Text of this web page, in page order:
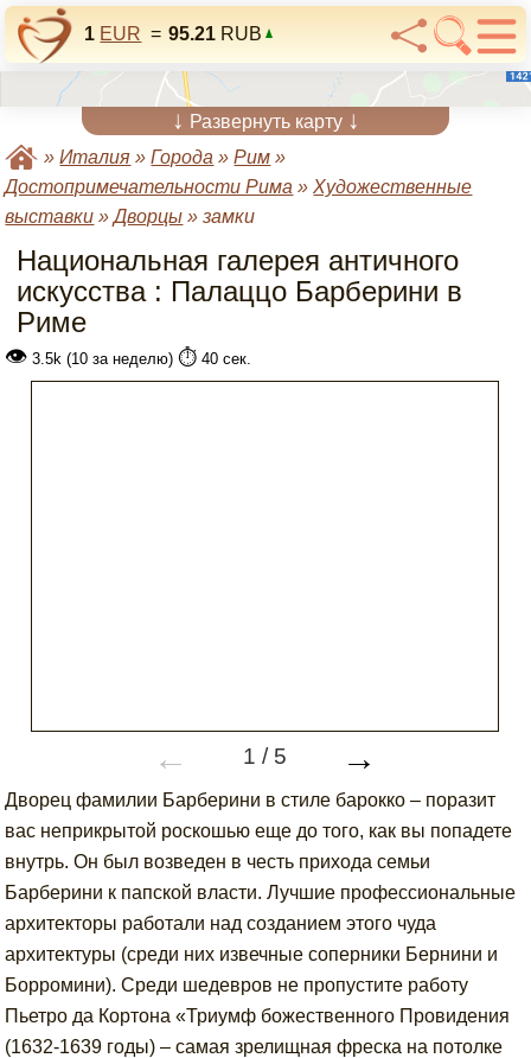
1 EUR = 95.21 RUB
↓ Развернуть карту ↓
»Италия »Города »Рим »
Достопримечательности Рима »Художественные
выставки »Дворцы »замки
Национальная галерея античного
искусства : Палаццо Барберини в
Риме
👁 3.5k (10 за неделю) ⏱️ 40 сек.
← 1 / 5 →
Дворец фамилии Барберини в стиле барокко – поразит
вас неприкрытой роскошью еще до того, как вы попадете
внутрь. Он был возведен в честь прихода семьи
Барберини к папской власти. Лучшие профессиональные
архитекторы работали над созданием этого чуда
архитектуры (среди них извечные соперники Бернини и
Борромини). Среди шедевров не пропустите работу
Пьетро да Кортона «Триумф божественного Провидения
(1632-1639 годы) – самая зрелищная фреска на потолке